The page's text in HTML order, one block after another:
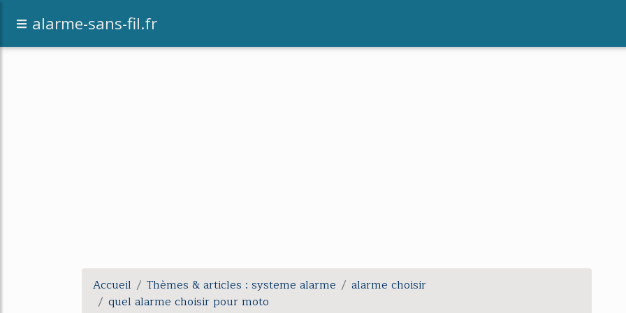
alarme-sans-fil.fr
Accueil Thèmes & articles : systeme alarme
alarme choisir
quel alarme choisir pour moto